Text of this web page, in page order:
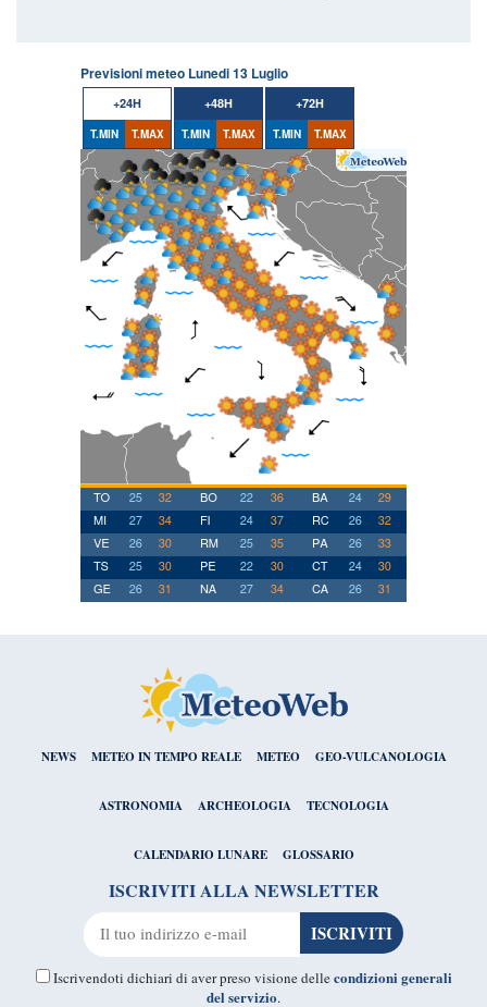
Previsioni meteo Lunedi 13 Luglio
+24H
T.MIN T.MAX
+48H
T.MIN T.MAX
+72H
T.MIN T.MAX
NEWS METEO IN TEMPO REALE METEO GEO-VULCANOLOGIA
ASTRONOMIA ARCHEOLOGIA TECNOLOGIA
CALENDARIO LUNARE GLOSSARIO
ISCRIVITI ALLA NEWSLETTER
Iscrivendoti dichiari di aver preso visione dellecondizioni generali
del servizio.